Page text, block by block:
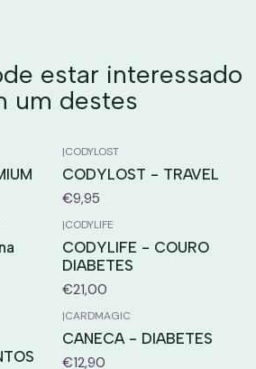
estar interessado
um destes
|CODYLOST
CODYLOST - TRAVEL
€9,95
|CODYLIFE
CODYLIFE - COURO
DIABETES
€21,00
|CARDMAGIC
CANECA - DIABETES
€12,90